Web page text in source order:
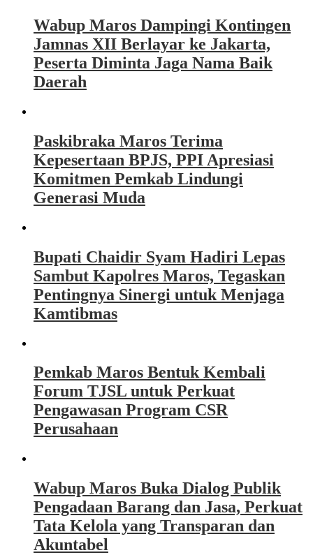
Wabup Maros Dampingi Kontingen
Jamnas XII Berlayar ke Jakarta,
Peserta Diminta Jaga Nama Baik
Daerah
Paskibraka Maros Terima
Kepesertaan BPJS, PPI Apresiasi
Komitmen Pemkab Lindungi
Generasi Muda
Bupati Chaidir Syam Hadiri Lepas
Sambut Kapolres Maros, Tegaskan
Pentingnya Sinergi untuk Menjaga
Kamtibmas
Pemkab Maros Bentuk Kembali
Forum TJSL untuk Perkuat
Pengawasan Program CSR
Perusahaan
Wabup Maros Buka Dialog Publik
Pengadaan Barang dan Jasa, Perkuat
Tata Kelola yang Transparan dan
Akuntabel